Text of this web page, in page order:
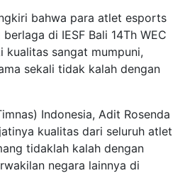
bahwa para atlet esports
di IESF Bali 14Th WEC
kualitas sangat mumpuni,
sekali tidak kalah dengan
Indonesia, Adit Rosenda
kualitas dari seluruh atlet
tidaklah kalah dengan
negara lainnya di